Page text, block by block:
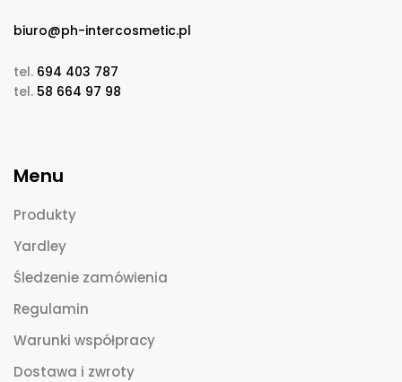
biuro@ph-intercosmetic.pl
tel. 694 403 787
tel. 58 664 97 98
Menu
Produkty
Yardley
Śledzenie zamówienia
Regulamin
Warunki współpracy
Dostawa i zwroty